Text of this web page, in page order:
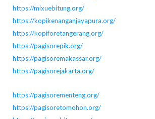
https://mixuebitung.org/
https://kopikenanganjayapura.org/
https://kopiforetangerang.org/
https://pagisorepik.org/
https://pagisoremakassar.org/
https://pagisorejakarta.org/
https://pagisorementeng.org/
https://pagisoretomohon.org/